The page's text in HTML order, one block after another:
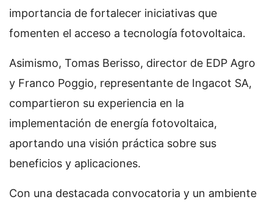
importancia de fortalecer iniciativas que
fomenten el acceso a tecnología fotovoltaica.
Asimismo, Tomas Berisso, director de EDP Agro
y Franco Poggio, representante de Ingacot SA,
compartieron su experiencia en la
implementación de energía fotovoltaica,
aportando una visión práctica sobre sus
beneficios y aplicaciones.
Con una destacada convocatoria y un ambiente